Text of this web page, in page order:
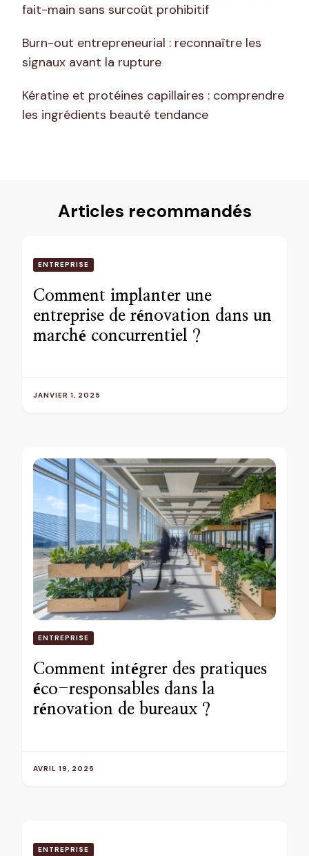
fait-main sans surcoût prohibitif
Burn-out entrepreneurial : reconnaître les
signaux avant la rupture
Kératine et protéines capillaires : comprendre
les ingrédients beauté tendance
Articles recommandés
ENTREPRISE
Comment implanter une
entreprise de rénovation dans un
marché concurrentiel ?
JANVIER 1, 2025
ENTREPRISE
Comment intégrer des pratiques
éco-responsables dans la
rénovation de bureaux ?
AVRIL 19, 2025
ENTREPRISE